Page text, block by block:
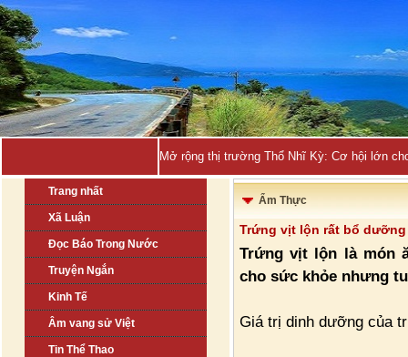
Mở rộng thị trường Thổ Nhĩ Kỳ: Cơ hội lớn
Trang nhất
Xã Luận
Đọc Báo Trong Nước
Truyện Ngắn
Kinh Tế
Âm vang sử Việt
Tin Thể Thao
Ẩm Thực
Trứng vịt lộn rất bổ
Trứng vịt lộn là món
cho sức khỏe nhưng
Giá trị dinh dưỡng của